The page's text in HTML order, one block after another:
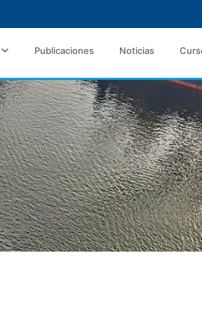
Publicaciones Noticias